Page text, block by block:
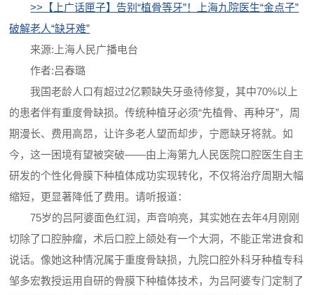
>>【上广话匣子】告别“植骨等牙”！上海九院医生“金点子”
破解老人“缺牙难”
来源:上海人民广播电台
作者:吕春璐
我国老龄人口有超过2亿颗缺失牙亟待修复，其中70%以上
的患者伴有重度骨缺损。传统种植牙必须“先植骨、再种牙”，周
期漫长、费用高昂，让许多老人望而却步，宁愿缺牙将就。如
今，这一困境有望被突破——由上海第九人民医院口腔医生自主
研发的个性化骨膜下种植体成功实现转化，不仅将治疗周期大幅
缩短，更显著降低了费用。请听报道：
75岁的吕阿婆面色红润，声音响亮，其实她在去年4月刚刚
切除了口腔肿瘤，术后口腔上颌处有一个大洞，不能正常进食和
说话。像她这种情况属于重度骨缺损，九院口腔外科牙种植专科
邹多宏教授运用自研的骨膜下种植体技术，为吕阿婆专门定制了